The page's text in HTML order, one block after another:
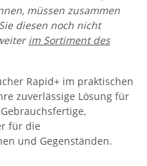
müssen zusammen
diesen noch nicht
im Sortiment des
Rapid+ im praktischen
zuverlässige Lösung für
für die
und Gegenständen.